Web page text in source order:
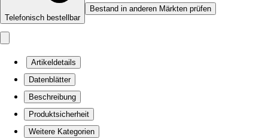
Telefonisch bestellbar
Bestand in anderen Märkten prüfen
Artikeldetails
Datenblätter
Beschreibung
Produktsicherheit
Weitere Kategorien